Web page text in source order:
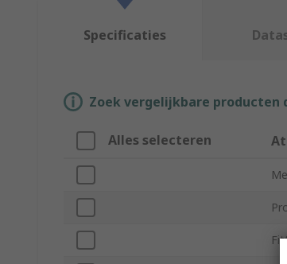
Specificaties
Zoek vergelijkbare producten
Alles selecteren